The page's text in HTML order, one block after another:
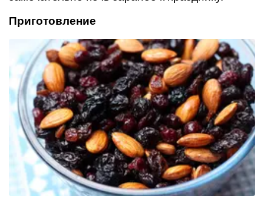
Приготовление